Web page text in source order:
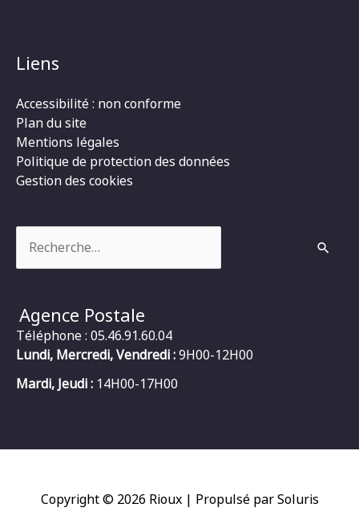
Liens
Accessibilité : non conforme
Plan du site
Mentions légales
Politique de protection des données
Gestion des cookies
Agence Postale
Téléphone : 05.46.91.60.04
Lundi, Mercredi, Vendredi :9H00-12H00
Mardi, Jeudi : 14H00-17H00
Copyright © 2026 Rioux| Propulsé par Soluris